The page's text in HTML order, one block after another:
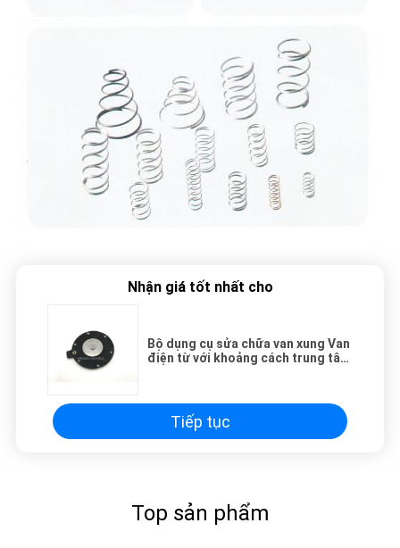
Nhận giá tốt nhất cho
Bộ dụng cụ sửa chữa van xung Van
điện từ với khoảng cách trung tâm
Tiếp tục
Top sản phẩm